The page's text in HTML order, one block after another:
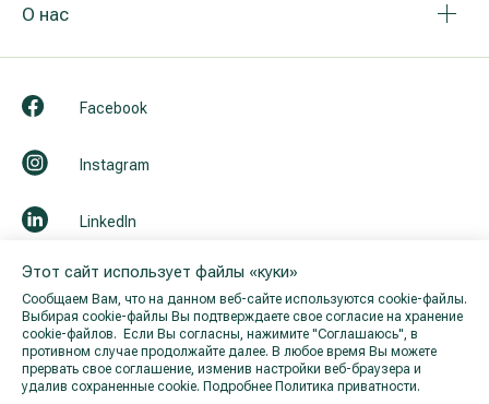
Этот сайт использует файлы «куки»
Сообщаем Вам, что на данном веб-сайте используются cookie-файлы.
Выбирая cookie-файлы Вы подтверждаете свое согласие на хранение
cookie-файлов. Если Вы согласны, нажимите "Cоглашаюсь", в
противном случае продолжайте далее. В любое время Вы можете
прервать свое соглашение, изменив настройки веб-браузера и
удалив сохраненные cookie. Подробнее Политика приватности.
О нас
Facebook
Instagram
LinkedIn
Youtube